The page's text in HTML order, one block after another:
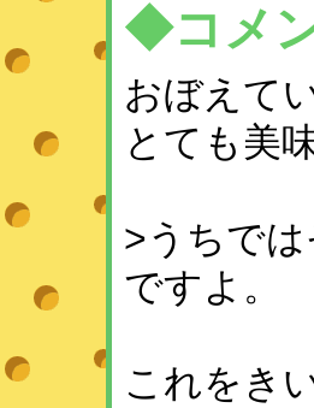
◆コメ
おぼえて
とても美
>うちで
ですよ。
これをき